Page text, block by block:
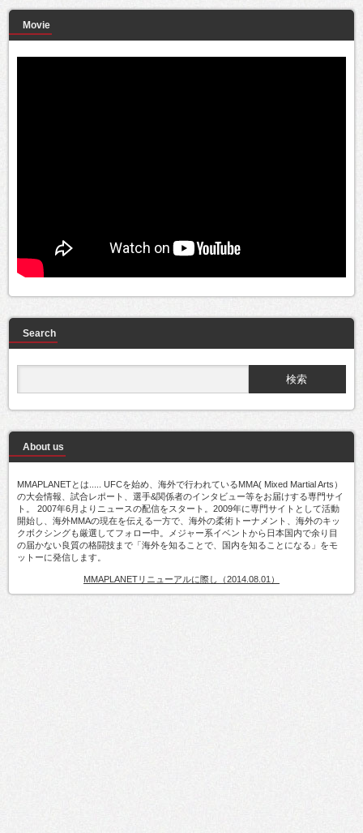
Movie
Search
About us
MMAPLANETとは..... UFCを始め、海外で行われているMMA( Mixed Martial Arts）
の大会情報、試合レポート、選手&関係者のインタビュー等をお届けする専門サイ
ト。 2007年6月よりニュースの配信をスタート。2009年に専門サイトとして活動
開始し、海外MMAの現在を伝える一方で、海外の柔術トーナメント、海外のキッ
クボクシングも厳選してフォロー中。メジャー系イベントから日本国内で余り目
の届かない良質の格闘技まで「海外を知ることで、国内を知ることになる」をモ
ットーに発信します。
MMAPLANETリニューアルに際し（2014.08.01）